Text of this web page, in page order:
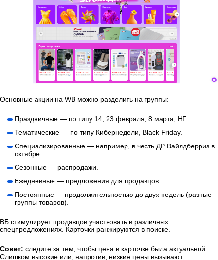
Основные акции на WB можно разделить на группы:
Праздничные — по типу 14, 23 февраля, 8 марта, НГ.
Тематические — по типу Кибернедели, Black Friday.
Специализированные — например, в честь ДР Вайлдберриз в
октябре.
Сезонные — распродажи.
Ежедневные — предложения для продавцов.
Постоянные — продолжительностью до двух недель (разные
группы товаров).
ВБ стимулирует продавцов участвовать в различных
спецпредложениях. Карточки ранжируются в поиске.
Совет: следите за тем, чтобы цена в карточке была актуальной.
Слишком высокие или, напротив, низкие цены вызывают